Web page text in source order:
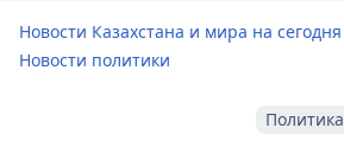
Новости Казахстана и мира на сегодня
Новости политики
Политика